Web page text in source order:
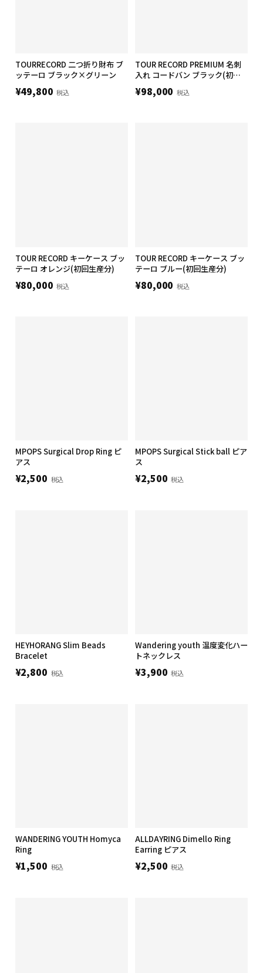
TOURRECORD 二つ折り財布 ブ
ッテーロ ブラック×グリーン
¥49,800 税込
TOUR RECORD PREMIUM 名刺
入れ コードバン ブラック(初回
¥98,000 税込
TOUR RECORD キーケース ブッ
テーロ オレンジ(初回生産分)
¥80,000 税込
TOUR RECORD キーケース ブッ
テーロ ブルー(初回生産分)
¥80,000 税込
MPOPS Surgical Drop Ring ピ
アス
¥2,500 税込
MPOPS Surgical Stick ball ピア
ス
¥2,500 税込
HEYHORANG Slim Beads
Bracelet
¥2,800 税込
Wandering youth 温度変化ハー
トネックレス
¥3,900 税込
WANDERING YOUTH Homyca
Ring
¥1,500 税込
ALLDAYRING Dimello Ring
Earring ピアス
¥2,500 税込